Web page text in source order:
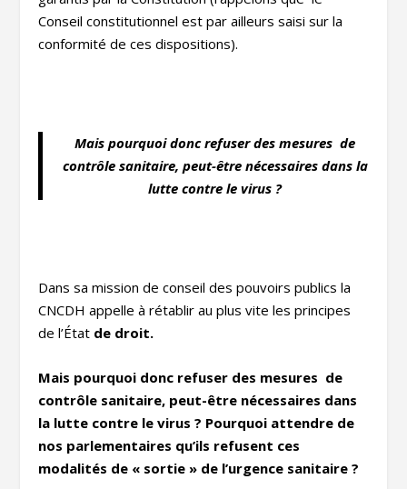
Conseil constitutionnel est par ailleurs saisi sur la
conformité de ces dispositions).
Mais pourquoi donc refuser des mesures de
contrôle sanitaire, peut-être nécessaires dans la
lutte contre le virus ?
Dans sa mission de conseil des pouvoirs publics la
CNCDH appelle à rétablir au plus vite les principes
de l’État de droit.
Mais pourquoi donc refuser des mesures de
contrôle sanitaire, peut-être nécessaires dans
la lutte contre le virus ? Pourquoi attendre de
nos parlementaires qu’ils refusent ces
modalités de « sortie » de l’urgence sanitaire ?